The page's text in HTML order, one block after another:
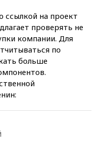
ссылкой на проект
проверять не
компании. Для
по
больше